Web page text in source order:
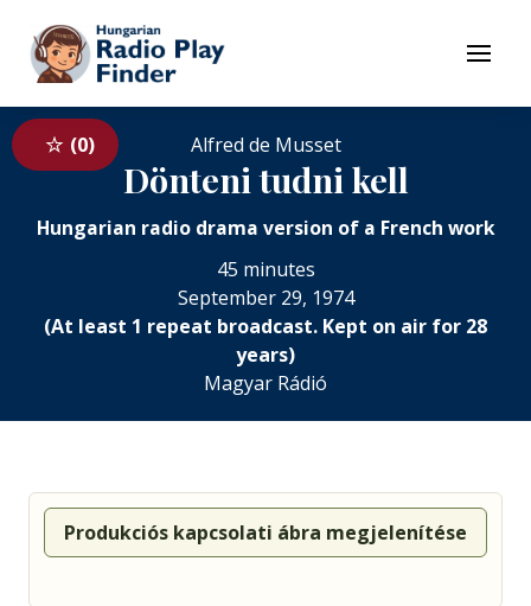
To contents
Menu
0 Alfred de Musset
Dönteni tudni kell
Hungarian radio drama version of a French work
45 minutes
September 29, 1974
(At least 1 repeat broadcast. Kept on air for 28
years)
Magyar Rádió
Produkciós kapcsolati ábra megjelenítése